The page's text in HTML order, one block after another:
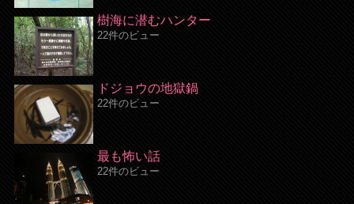
樹海に潜むハンター
22件のビュー
ドジョウの地獄鍋
22件のビュー
最も怖い話
22件のビュー